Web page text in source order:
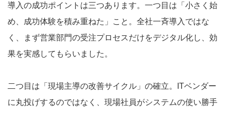
導入の成功ポイントは三つあります。一つ目は「小さく始
め、成功体験を積み重ねた」こと。全社一斉導入ではな
く、まず営業部門の受注プロセスだけをデジタル化し、効
果を実感してもらいました。
二つ目は「現場主導の改善サイクル」の確立。ITベンダー
に丸投げするのではなく、現場社員がシステムの使い勝手